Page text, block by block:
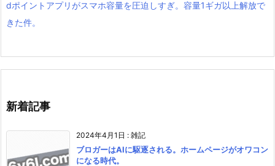
dポイントアプリがスマホ容量を圧迫しすぎ。容量1ギガ以上解放で
きた件。
新着記事
2024年4月1日 : 雑記
ブロガーはAIに駆逐される。ホームページがオワコン
になる時代。